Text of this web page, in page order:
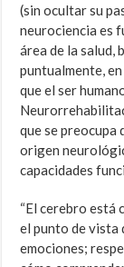
(sin ocultar su
neurociencia es
área de la salud,
puntualmente,
que el ser
que se preocupa
origen
capacidades
“El cerebro está
el punto de vista
emociones;